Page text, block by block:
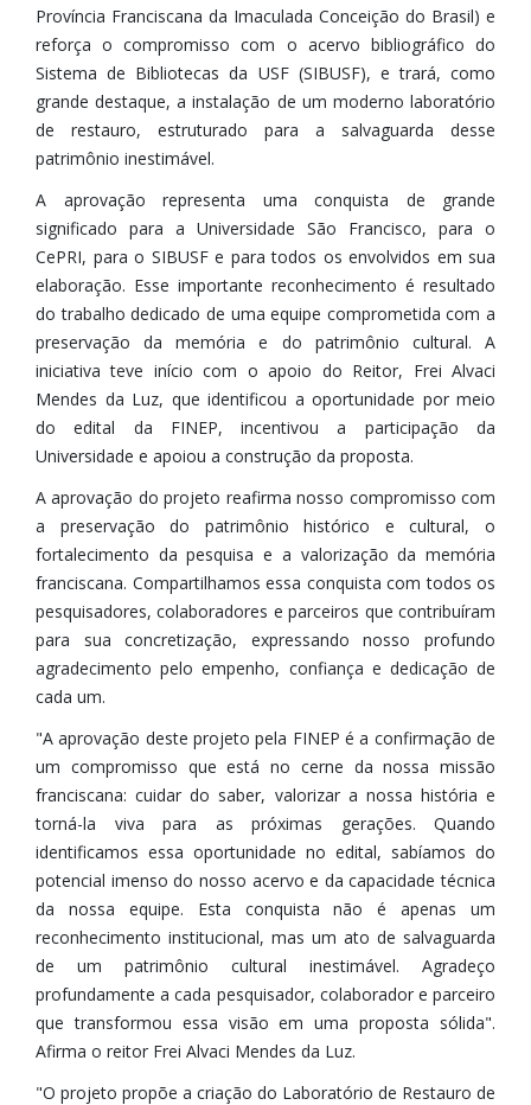
Província Franciscana da Imaculada Conceição do Brasil) e
reforça o compromisso com o acervo bibliográfico do
Sistema de Bibliotecas da USF (SIBUSF), e trará, como
grande destaque, a instalação de um moderno laboratório
de restauro, estruturado para a salvaguarda desse
patrimônio inestimável.
A aprovação representa uma conquista de grande
significado para a Universidade São Francisco, para o
CePRI, para o SIBUSF e para todos os envolvidos em sua
elaboração. Esse importante reconhecimento é resultado
do trabalho dedicado de uma equipe comprometida com a
preservação da memória e do patrimônio cultural. A
iniciativa teve início com o apoio do Reitor, Frei Alvaci
Mendes da Luz, que identificou a oportunidade por meio
do edital da FINEP, incentivou a participação da
Universidade e apoiou a construção da proposta.
A aprovação do projeto reafirma nosso compromisso com
a preservação do patrimônio histórico e cultural, o
fortalecimento da pesquisa e a valorização da memória
franciscana. Compartilhamos essa conquista com todos os
pesquisadores, colaboradores e parceiros que contribuíram
para sua concretização, expressando nosso profundo
agradecimento pelo empenho, confiança e dedicação de
cada um.
"A aprovação deste projeto pela FINEP é a confirmação de
um compromisso que está no cerne da nossa missão
franciscana: cuidar do saber, valorizar a nossa história e
torná-la viva para as próximas gerações. Quando
identificamos essa oportunidade no edital, sabíamos do
potencial imenso do nosso acervo e da capacidade técnica
da nossa equipe. Esta conquista não é apenas um
reconhecimento institucional, mas um ato de salvaguarda
de um patrimônio cultural inestimável. Agradeço
profundamente a cada pesquisador, colaborador e parceiro
que transformou essa visão em uma proposta sólida".
Afirma o reitor Frei Alvaci Mendes da Luz.
"O projeto propõe a criação do Laboratório de Restauro de